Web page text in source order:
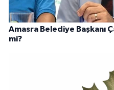
Amasra Belediye Başkanı
mi?